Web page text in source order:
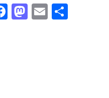
F
M
E